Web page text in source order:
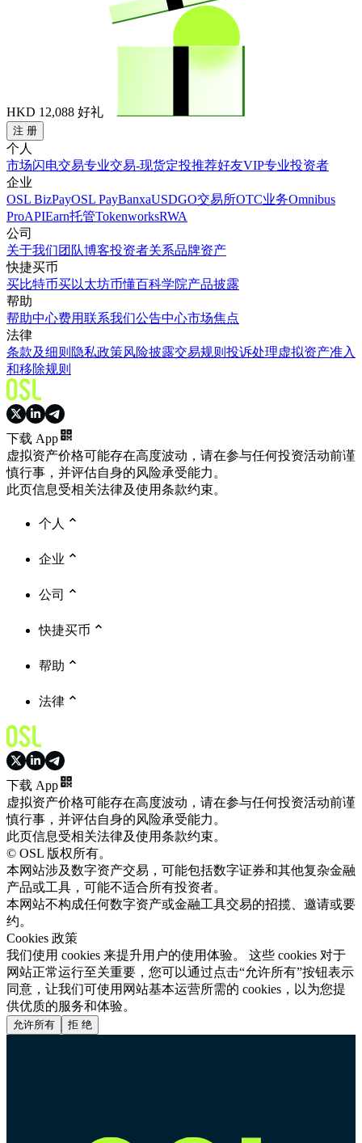
HKD 12,088 好礼
注 册
个人
市场闪电交易专业交易-现货定投推荐好友VIP专业投资者
企业
OSL BizPayOSL PayBanxaUSDGO交易所OTC业务Omnibus
ProAPIEarn托管TokenworksRWA
公司
关于我们团队博客投资者关系品牌资产
快捷买币
买比特币买以太坊币懂百科学院产品披露
帮助
帮助中心费用联系我们公告中心市场焦点
法律
条款及细则 隐私政策风险披露交易规则 投诉处理虚拟资产准入
和移除规则
下载 App
虚拟资产价格可能存在高度波动，请在参与任何投资活动前谨
慎行事，并评估自身的风险承受能力。
此页信息受相关法律及使用条款约束。
个人
企业
公司
快捷买币
帮助
法律
下载 App
虚拟资产价格可能存在高度波动，请在参与任何投资活动前谨
慎行事，并评估自身的风险承受能力。
此页信息受相关法律及使用条款约束。
© OSL 版权所有。
本网站涉及数字资产交易，可能包括数字证券和其他复杂金融
产品或工具，可能不适合所有投资者。
本网站不构成任何数字资产或金融工具交易的招揽、邀请或要
约。
Cookies 政策
我们使用 cookies 来提升用户的使用体验。 这些 cookies 对于
网站正常运行至关重要，您可以通过点击“允许所有”按钮表示
同意，让我们可使用网站基本运营所需的 cookies，以为您提
供优质的服务和体验。
允许所有 拒 绝